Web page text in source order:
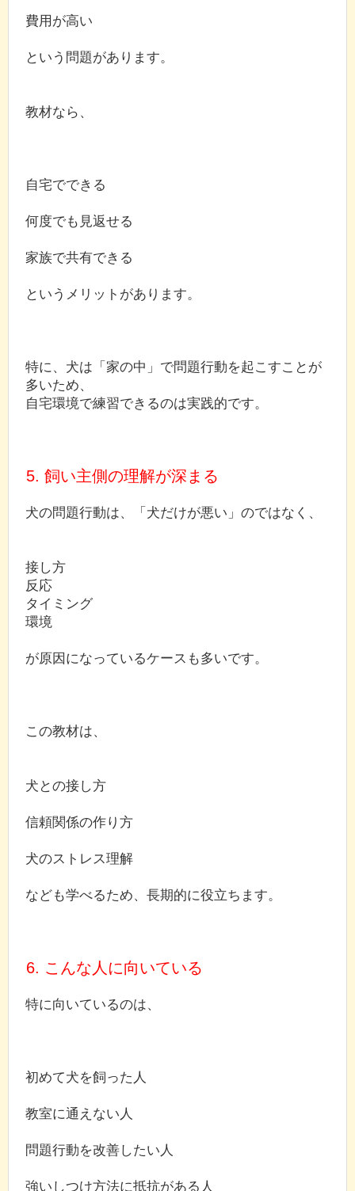
費用が高い
という問題があります。
教材なら、
自宅でできる
何度でも見返せる
家族で共有できる
というメリットがあります。
特に、犬は「家の中」で問題行動を起こすことが
多いため、
自宅環境で練習できるのは実践的です。
5. 飼い主側の理解が深まる
犬の問題行動は、「犬だけが悪い」のではなく、
接し方
反応
タイミング
環境
が原因になっているケースも多いです。
この教材は、
犬との接し方
信頼関係の作り方
犬のストレス理解
なども学べるため、長期的に役立ちます。
6. こんな人に向いている
特に向いているのは、
初めて犬を飼った人
教室に通えない人
問題行動を改善したい人
強いしつけ方法に抵抗がある人